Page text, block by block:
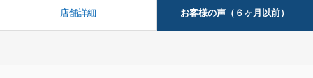
店舗詳細 お客様の声（６ヶ月以前）